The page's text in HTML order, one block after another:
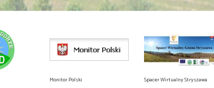
Monitor Polski Spacer Wirtualny Stryszawa